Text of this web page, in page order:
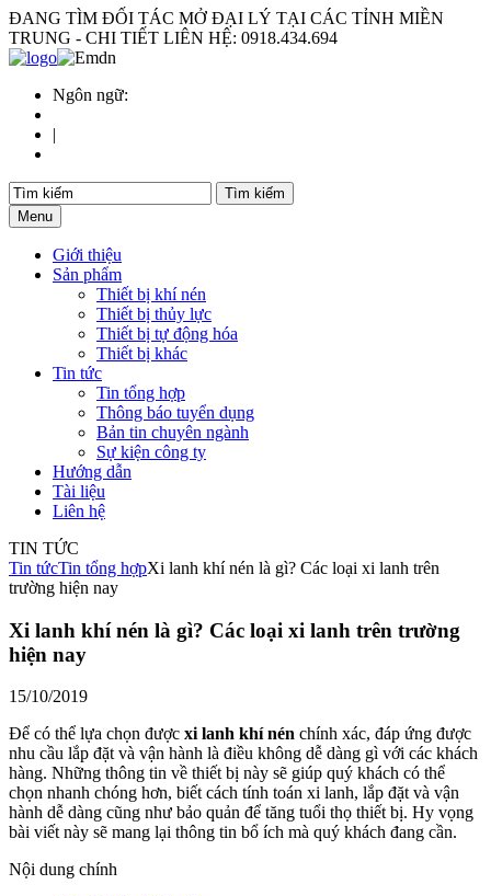
ĐANG TÌM ĐỐI TÁC MỞ ĐẠI LÝ TẠI CÁC TỈNH MIỀN
TRUNG - CHI TIẾT LIÊN HỆ: 0918.434.694
Ngôn ngữ:
|
Menu
Giới thiệu
Sản phẩm
Thiết bị khí nén
Thiết bị thủy lực
Thiết bị tự động hóa
Thiết bị khác
Tin tức
Tin tổng hợp
Thông báo tuyển dụng
Bản tin chuyên ngành
Sự kiện công ty
Hướng dẫn
Tài liệu
Liên hệ
TIN TỨC
Tin tứcTin tổng hợpXi lanh khí nén là gì? Các loại xi lanh trên
trường hiện nay
Xi lanh khí nén là gì? Các loại xi lanh trên trường
hiện nay
15/10/2019
Để có thể lựa chọn được xi lanh khí nén chính xác, đáp ứng được
nhu cầu lắp đặt và vận hành là điều không dễ dàng gì với các khách
hàng. Những thông tin về thiết bị này sẽ giúp quý khách có thể
chọn nhanh chóng hơn, biết cách tính toán xi lanh, lắp đặt và vận
hành dễ dàng cũng như bảo quản để tăng tuổi thọ thiết bị. Hy vọng
bài viết này sẽ mang lại thông tin bổ ích mà quý khách đang cần.
Nội dung chính